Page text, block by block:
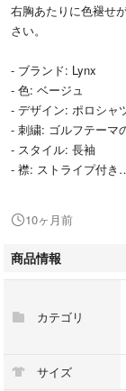
右胸あたりに色褪せ
さい。
- ブランド: Lynx
- 色: ベージュ
- デザイン: ポロシャ
- 刺繍: ゴルフテーマ
- スタイル: 長袖
- 襟: ストライプ付き
ご覧いただきありが
肩幅/身幅/袖丈/着丈
袖丈···60cm
素人採寸につき、誤
10ヶ月前
商品情報
カテゴリ
サイズ